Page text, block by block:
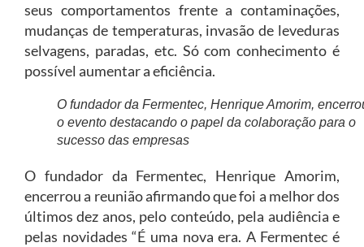
seus comportamentos frente a contaminações,
mudanças de temperaturas, invasão de leveduras
selvagens, paradas, etc. Só com conhecimento é
possível aumentar a eficiência.
O fundador da Fermentec, Henrique Amorim,
o evento destacando o papel da colaboração para o
sucesso das empresas
O fundador da Fermentec, Henrique Amorim,
encerrou a reunião afirmando que foi a melhor dos
últimos dez anos, pelo conteúdo, pela audiência e
pelas novidades “É uma nova era. A Fermentec é